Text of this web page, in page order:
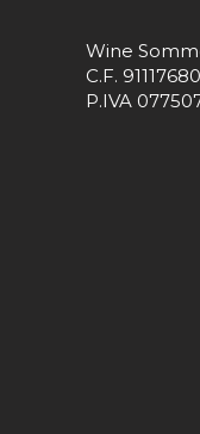
Wine
C.F.
P.IVA